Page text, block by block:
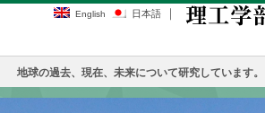
English 日本語
｜
地球の過去、現在、未来について研究しています。